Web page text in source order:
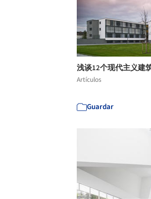
浅谈12个现代主义建
Artículos
Guardar